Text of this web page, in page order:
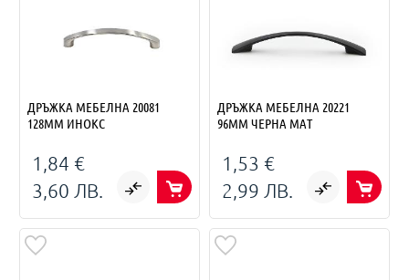
ДРЪЖКА МЕБЕЛНА 20081
128ММ ИНОКС
1,84 €
3,60 ЛВ.
ДРЪЖКА МЕБЕЛНА 20221
96ММ ЧЕРНА МАТ
1,53 €
2,99 ЛВ.